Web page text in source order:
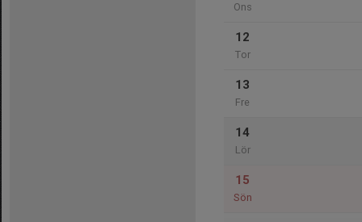
Ons
12
Tor
13
Fre
14
Lör
15
Sön